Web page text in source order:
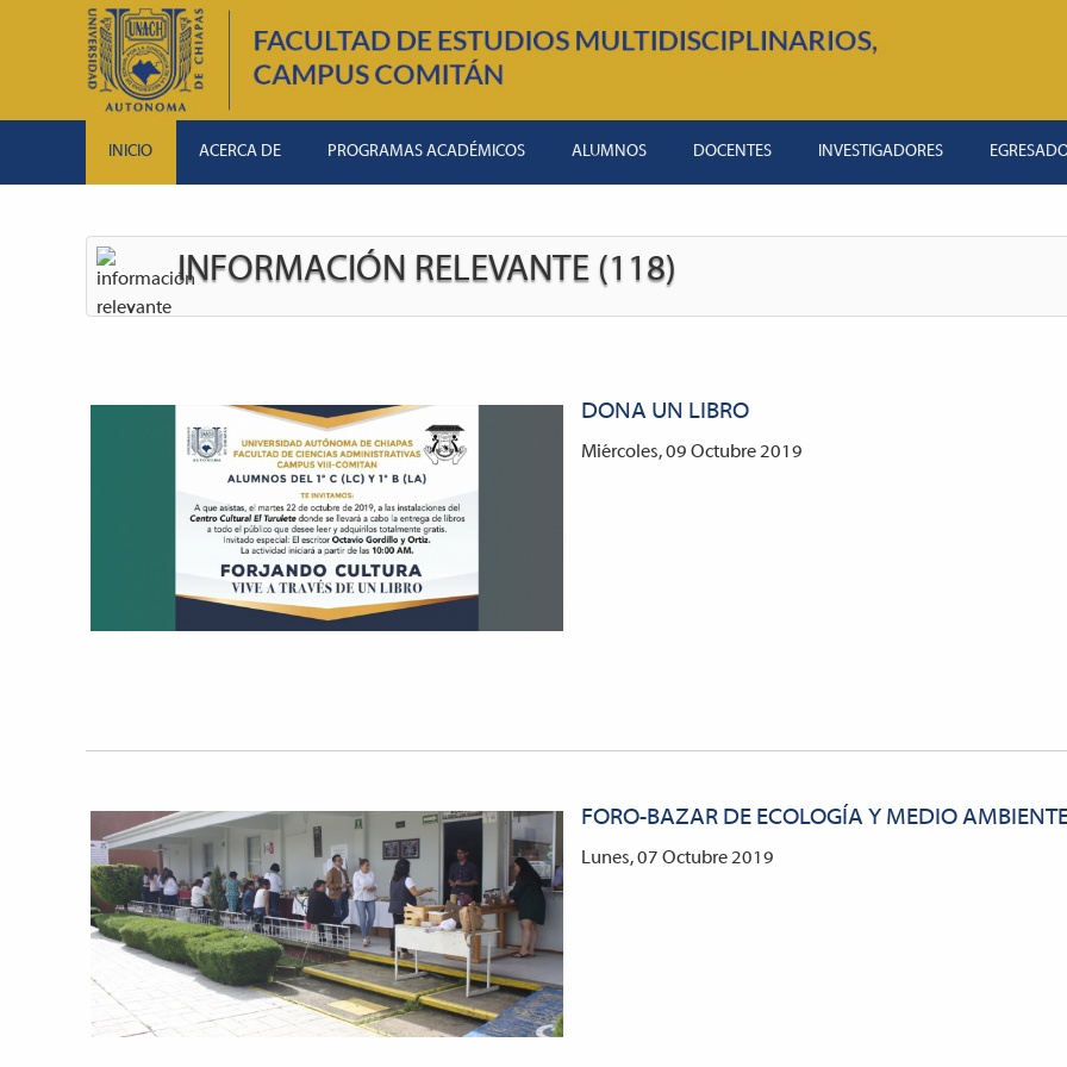
INICIO ACERCA DE PROGRAMAS ACADÉMICOS ALUMNOS DOCENTES INVESTIGADORES
INFORMACIÓN RELEVANTE (118)
DONA UN LIBRO
Miércoles, 09 Octubre 2019
FORO-BAZAR DE ECOLOGÍA Y MEDIO
Lunes, 07 Octubre 2019